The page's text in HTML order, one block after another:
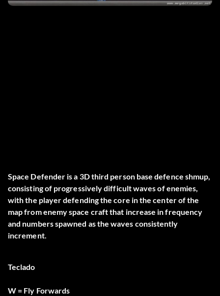
Space Defender is a 3D third person base defence shmup,
consisting of progressively difficult waves of enemies,
with the player defending the core in the center of the
map from enemy space craft that increase in frequency
and numbers spawned as the waves consistently
increment.
Teclado
W = Fly Forwards